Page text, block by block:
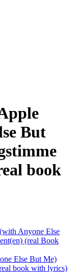
But
book
Anyone Else
(real Book